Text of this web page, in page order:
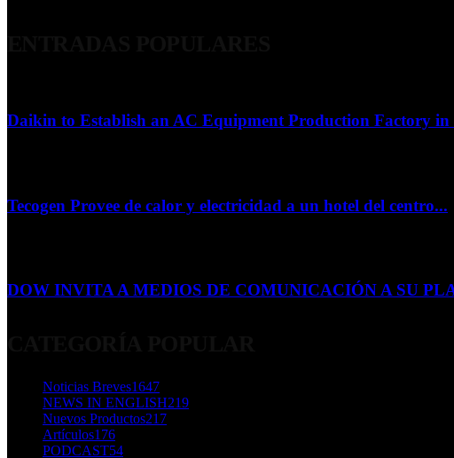
Daikin to Establish an AC Equipment Production Factory
Tecogen Provee de calor y electricidad a un hotel del centro...
DOW INVITA A MEDIOS DE COMUNICACIÓN A SU
Noticias Breves1647
NEWS IN ENGLISH219
Nuevos Productos217
Artículos176
PODCAST54